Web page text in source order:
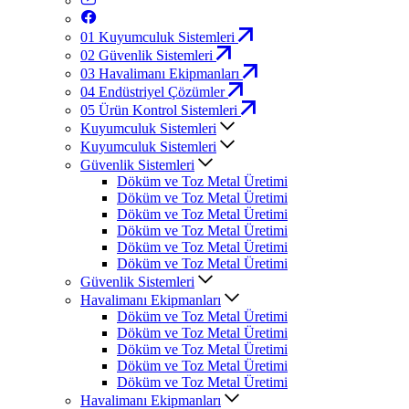
01 Kuyumculuk Sistemleri
02 Güvenlik Sistemleri
03 Havalimanı Ekipmanları
04 Endüstriyel Çözümler
05 Ürün Kontrol Sistemleri
Kuyumculuk Sistemleri
Kuyumculuk Sistemleri
Güvenlik Sistemleri
Döküm ve Toz Metal Üretimi
Döküm ve Toz Metal Üretimi
Döküm ve Toz Metal Üretimi
Döküm ve Toz Metal Üretimi
Döküm ve Toz Metal Üretimi
Döküm ve Toz Metal Üretimi
Güvenlik Sistemleri
Havalimanı Ekipmanları
Döküm ve Toz Metal Üretimi
Döküm ve Toz Metal Üretimi
Döküm ve Toz Metal Üretimi
Döküm ve Toz Metal Üretimi
Döküm ve Toz Metal Üretimi
Havalimanı Ekipmanları